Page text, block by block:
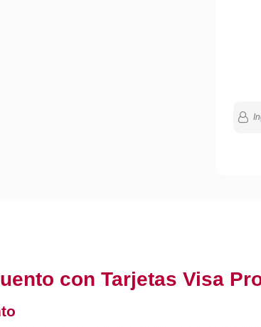
con Tarjetas Visa